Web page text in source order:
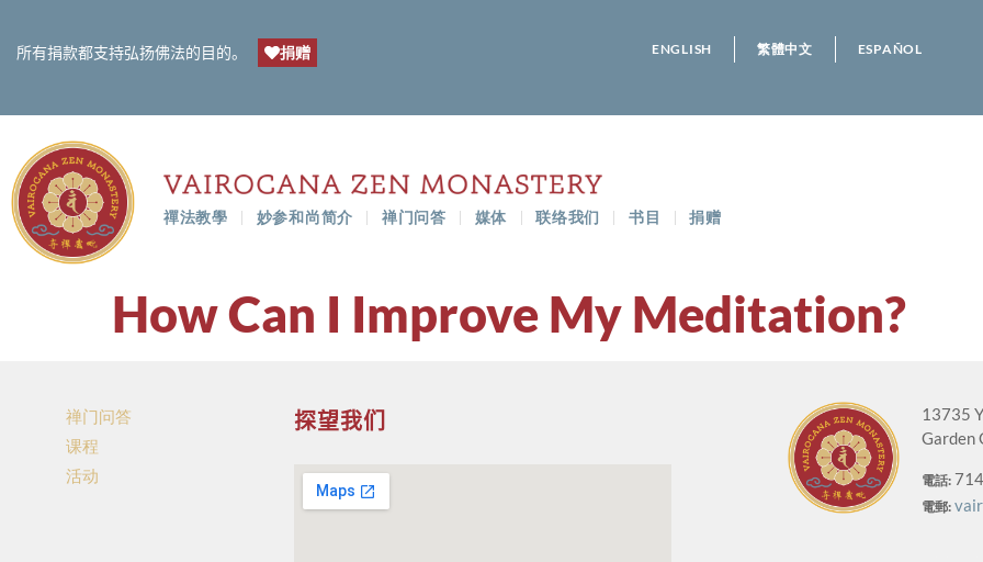
所有捐款都支持弘扬佛法的目的。 捐赠 ENGLISH 繁體中文 ESPAÑOL
禪法教學 妙参和尚简介 禅门问答 媒体 联络我们 书目 捐赠
How Can I Improve My Meditation?
禅门问答
课程
活动
探望我们
13735
Garden
電話:
電郵: